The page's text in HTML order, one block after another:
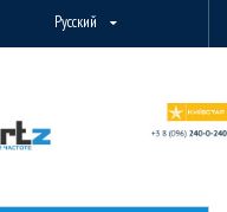
Русский